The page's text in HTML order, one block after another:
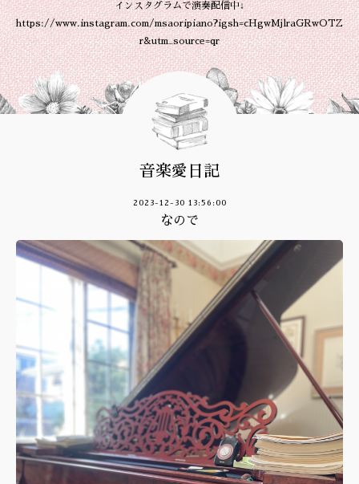
インスタグラムで演奏配信中↓
https://www.instagram.com/msaoripiano?igsh=cHgwMjlraGRwOTZ
r&utm_source=qr
音楽愛日記
2023-12-30 13:56:00
なので